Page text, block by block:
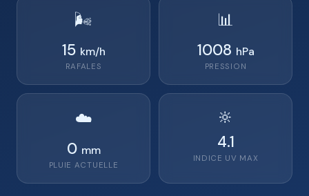
🌬️
15 km/h
RAFALES
📊
1008 hPa
PRESSION
☁️
0 mm
PLUIE ACTUELLE
🔆
4.1
INDICE UV MAX